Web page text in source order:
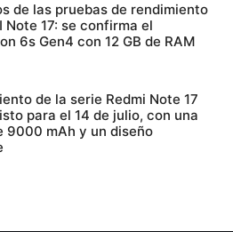
de las pruebas de rendimiento
Note 17: se confirma el
6s Gen4 con 12 GB de RAM
de la serie Redmi Note 17
para el 14 de julio, con una
9000 mAh y un diseño